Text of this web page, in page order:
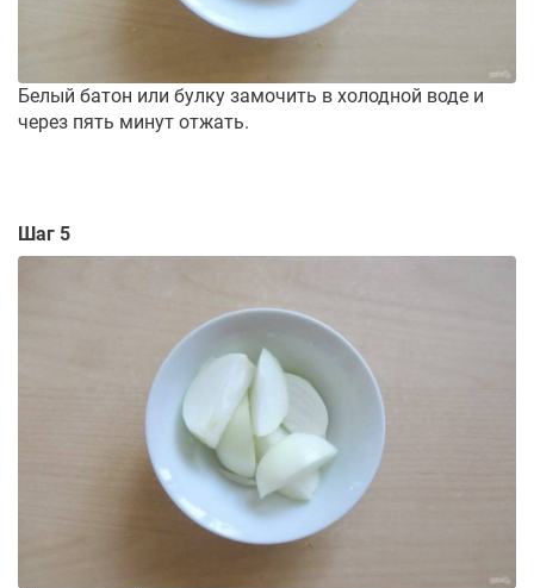
Белый батон или булку замочить в холодной воде и
через пять минут отжать.
Шаг 5